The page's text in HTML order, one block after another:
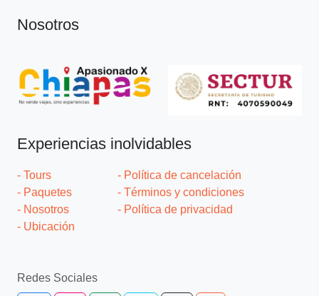
Nosotros
Experiencias inolvidables
- Tours
- Paquetes
- Nosotros
- Ubicación
- Política de cancelación
- Términos y condiciones
- Política de privacidad
Redes Sociales